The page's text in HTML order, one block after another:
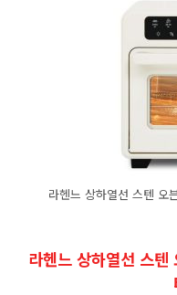
라헨느 상하열선 스텐 오
라헨느 상하열선 스